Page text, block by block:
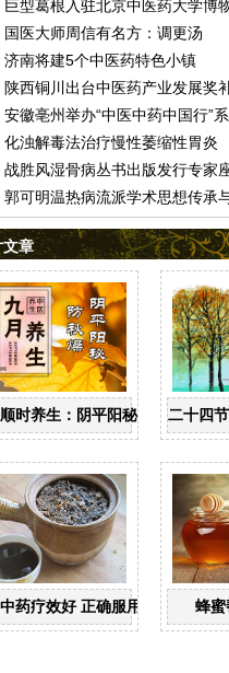
巨型葛根入驻北京中医药大学博
国医大师周信有名方：调更汤
济南将建5个中医药特色小镇
陕西铜川出台中医药产业发展奖
安徽亳州举办“中医中药中国行”
化浊解毒法治疗慢性萎缩性胃炎
战胜风湿骨病丛书出版发行专家
文章
时养生：阴平阳秘防秋燥二十四
药疗效好 正确服用知多少 蜂蜜